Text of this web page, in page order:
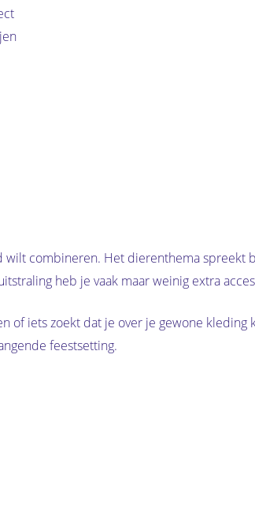
combineren. Het dierenthema spreekt
heb je vaak maar weinig extra
of iets zoekt dat je over je gewone
feestsetting.